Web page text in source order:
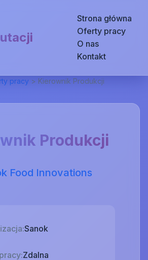
Strona główna
Oferty pracy
O nas
Kontakt
pracy > Kierownik Produkcji
Produkcji
Food Innovations
Sanok
Zdalna